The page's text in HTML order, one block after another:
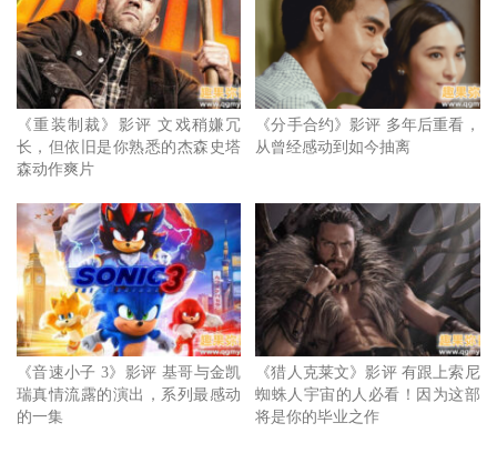
《I人质危机》
此外，节奏也是个问题。这部电影想营造的不是高潮迭起，
出些让人紧张的节奏转换。可惜，《I人质危机》几乎是平
铺直叙。观众从头到尾知道它终究会结束，但过程中没有真
正被牵住情绪，顶多只是等待结果的那种静静看完的心情。
相较多年前的《卧底》，观众早已知道一部劫持题材的电影
可以拍得多有层次。该片虽是虚构故事，却透过谈判过程、
角色话术与剧情反转层层堆叠出高度张力。《热天午后》更
《重装制裁》影评 文戏稍嫌冗
长，但依旧是你熟悉的杰森史塔
森动作爽片
《分手合约》影评 多年后重看，
从曾经感动到如今抽离
《音速小子 3》影评 基哥与金凯
瑞真情流露的演出，系列最感动
的一集
《猎人克莱文》影评 有跟上索尼
蜘蛛人宇宙的人必看！因为这部
将是你的毕业之作